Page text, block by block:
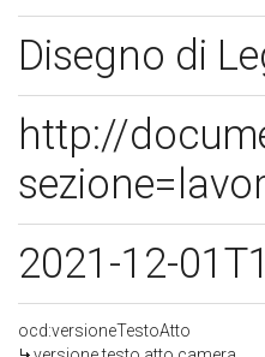
Disegno di
http://
2021-12-
ocd:versioneTestoAtto